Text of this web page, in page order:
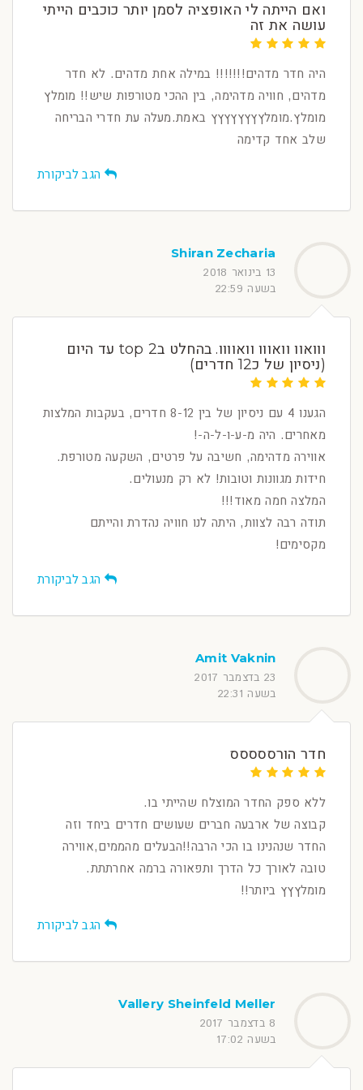
ואם הייתה לי האופציה לסמן יותר כוכבים הייתי
עושה את זה
היה חדר מדהים!!!!!!! במילה אחת מדהים. לא חדר
מדהים, חוויה מדהימה, בין ההכי מטורפות שיש!! מומלץ
מומלץ.מומלץץץץץץץץ באמת.מעלה עת חדרי הבריחה
שלב אחד קדימה
הגב לביקורת
Shiran Zecharia
13 בינואר 2018
בשעה 22:59
ווואוו וואווו וואוווו. בהחלט בtop 2 עד היום
(ניסיון של כ12 חדרים)
הגענו 4 עם ניסיון של בין 8-12 חדרים, בעקבות המלצות
מאחרים. היה מ-ע-ו-ל-ה-!
אווירה מדהימה, חשיבה על פרטים, השקעה מטורפת.
חידות מגוונות וטובות! לא רק מנעולים.
המלצה חמה מאוד!!!
תודה רבה לצוות, היתה לנו חוויה נהדרת והייתם
מקסימים!
הגב לביקורת
Amit Vaknin
23 בדצמבר 2017
בשעה 22:31
חדר הורססססס
ללא ספק החדר המוצלח שהייתי בו.
קבוצה של ארבעה חברים שעושים חדרים ביחד וזה
החדר שנהנינו בו הכי הרבה!!הבעלים מהממים,אווירה
טובה לאורך כל הדרך ותפאורה ברמה אחרתתת.
מומלץץץ ביותר!!
הגב לביקורת
Vallery Sheinfeld Meller
8 בדצמבר 2017
בשעה 17:02